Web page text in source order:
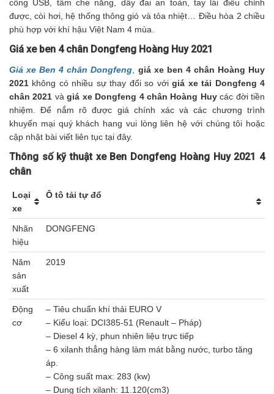
cổng USB, tấm che nắng, dây đai an toàn, tay lái điều chỉnh
được, còi hơi, hệ thống thông gió và tỏa nhiệt… Điều hòa 2 chiều
phù hợp với khí hậu Việt Nam 4 mùa.
Giá xe ben 4 chân Dongfeng Hoàng Huy 2021
Giá xe Ben 4 chân Dongfeng
giá xe ben 4 chân Hoàng Huy
2021 không có nhiều sự thay đổi so vớigiá xe tải Dongfeng 4
chân 2021 vàgiá xe Dongfeng 4 chân Hoàng Huycác đời tiền
nhiệm. Để nắm rõ được giá chính xác và các chương trình
khuyến mại quý khách hang vui lòng liên hệ với chúng tôi hoặc
cập nhật bài viết liên tục tại đây.
Thông số kỹ thuật xe Ben Dongfeng Hoàng Huy 2021 4
chân
Loại
xe
Ô tô tải tự đổ
Nhãn
hiệu
DONGFENG
Năm
sản
xuất
2019
Động
cơ
– Tiêu chuẩn khí thải EURO V
– Kiểu loại: DCI385-51 (Renault – Pháp)
– Diesel 4 kỳ, phun nhiên liệu trực tiếp
– 6 xilanh thẳng hàng làm mát bằng nước, turbo tăng
áp.
– Công suất max: 283 (kw)
– Dung tích xilanh: 11.120(cm3)